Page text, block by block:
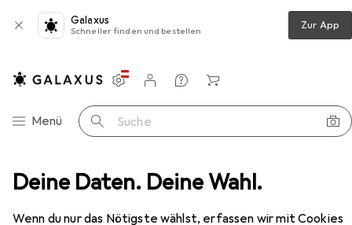
Deine Daten. Deine Wahl.
Wenn du nur das Nötigste wählst, erfassen wir mit Cookies
Galaxus
Schneller finden und bestellen Zur App
Navigation nach Kategorien
Menü Suche
Einstellungen
Kundenkonto
Vergleichslisten
Merklisten
Warenkorb
Stecknuss Koken Sechskant-Steckschlüsseleinsatz